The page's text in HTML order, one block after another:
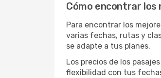
Cómo encontrar los
Para encontrar los
varias fechas, rutas y
se adapte a tus planes.
Los precios de los
flexibilidad con tus